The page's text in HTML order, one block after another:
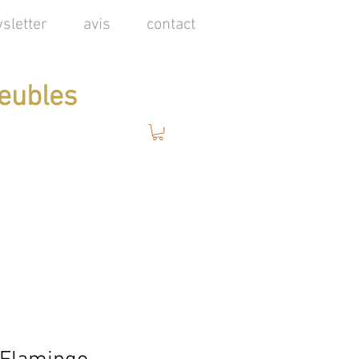
avis contact